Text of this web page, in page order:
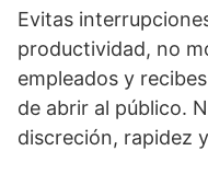
Evitas
productividad, no
empleados y
de abrir al público.
discreción, rapidez